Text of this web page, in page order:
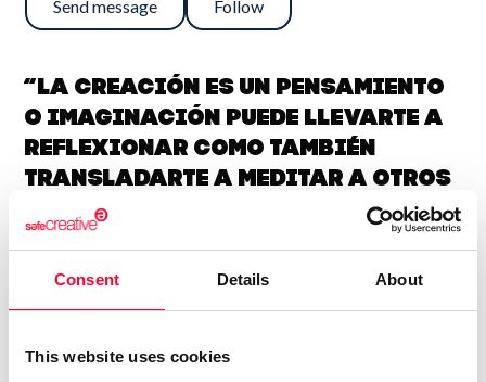
Consent Details About
This website uses cookies
Send message Follow
“La creación es un pensamiento
o imaginación puede llevarte a
reflexionar como también
transladarte a meditar a otros
lugares y situaciones.”
melómano, actividad musical..Estuve en un coro cuando era